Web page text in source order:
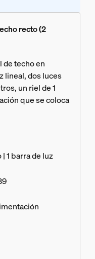
recto (2
de techo en
lineal, dos luces
un riel de 1
que se coloca
1 barra de luz